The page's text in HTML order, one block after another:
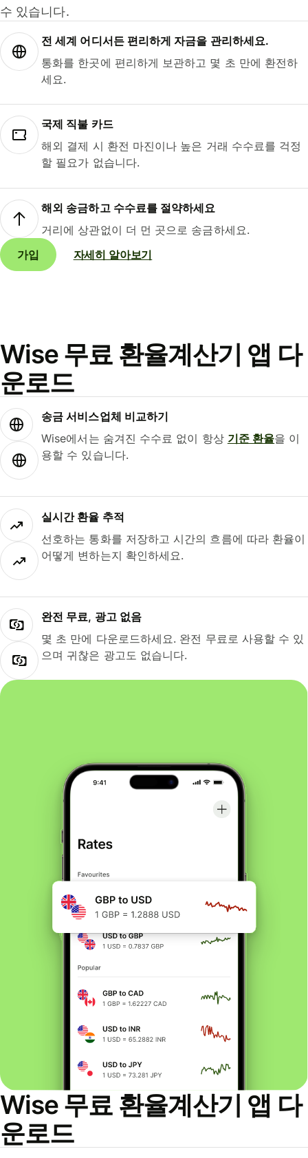
수 있습니다.
전 세계 어디서든 편리하게 자금을 관리하세요.
통화를 한곳에 편리하게 보관하고 몇 초 만에 환전하
세요.
국제 직불 카드
해외 결제 시 환전 마진이나 높은 거래 수수료를 걱정
할 필요가 없습니다.
해외 송금하고 수수료를 절약하세요
거리에 상관없이 더 먼 곳으로 송금하세요.
가입
자세히 알아보기
Wise 무료 환율계산기 앱 다
운로드
송금 서비스업체 비교하기
Wise에서는 숨겨진 수수료 없이 항상 기준 환율을 이
용할 수 있습니다.
실시간 환율 추적
선호하는 통화를 저장하고 시간의 흐름에 따라 환율이
어떻게 변하는지 확인하세요.
완전 무료, 광고 없음
몇 초 만에 다운로드하세요. 완전 무료로 사용할 수 있
으며 귀찮은 광고도 없습니다.
Wise 무료 환율계산기 앱 다
운로드